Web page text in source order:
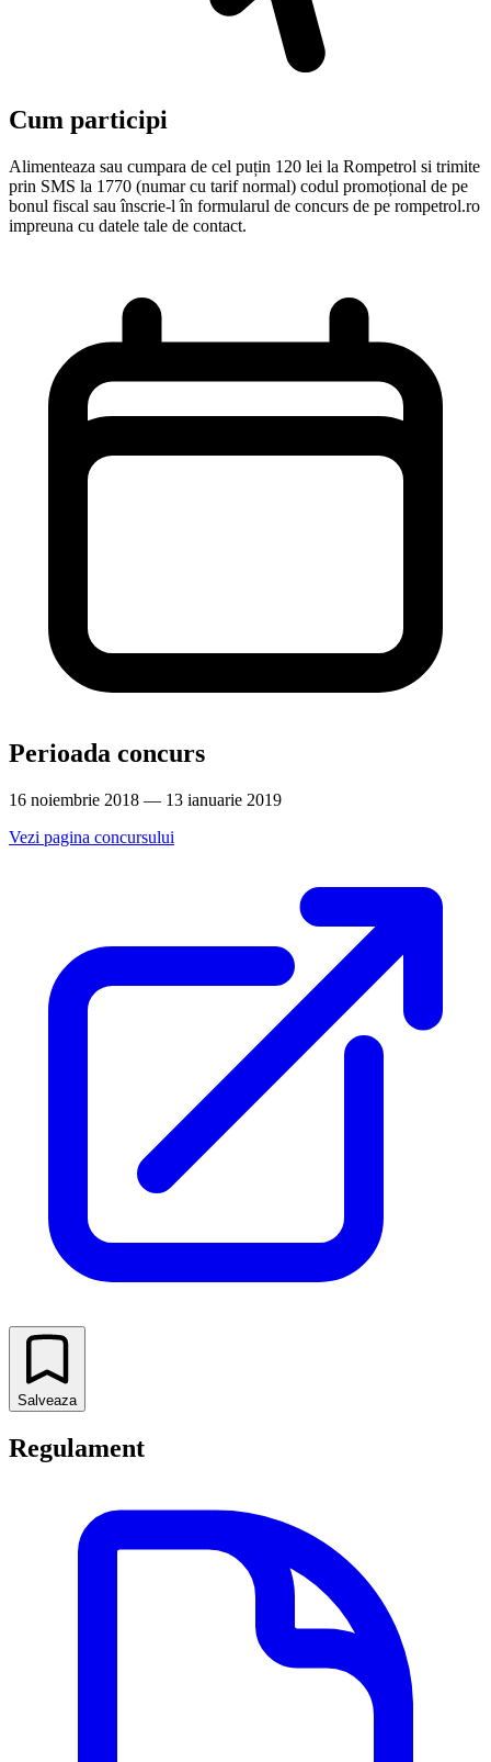
Cum participi
Alimenteaza sau cumpara de cel puțin 120 lei la Rompetrol si trimite
prin SMS la 1770 (numar cu tarif normal) codul promoțional de pe
bonul fiscal sau înscrie-l în formularul de concurs de pe rompetrol.ro
impreuna cu datele tale de contact.
Perioada concurs
16 noiembrie 2018 — 13 ianuarie 2019
Vezi pagina concursului
Salveaza
Regulament